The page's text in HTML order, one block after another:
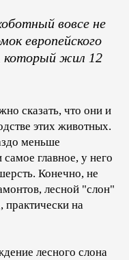
вовсе не
европейского
который жил 12
сказать, что они и
этих животных.
меньше
главное, у него
Конечно, не
лесной "слон"
на
лесного слона